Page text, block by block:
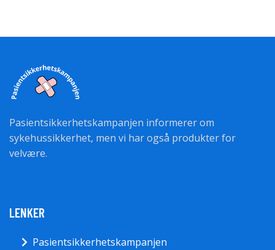
Pasientsikkerhetskampanjen informerer om
sykehussikkerhet, men vi har også produkter for
velvære.
LENKER
Pasientsikkerhetskampanjen